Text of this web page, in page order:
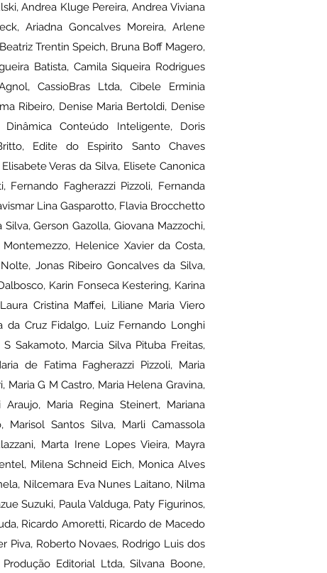
Andrea Kluge Pereira, Andrea Viviana
Ariadna Goncalves Moreira, Arlene
Trentin Speich, Bruna Boff Magero,
Batista, Camila Siqueira Rodrigues
CassioBras Ltda, Cibele Erminia
Ribeiro, Denise Maria Bertoldi, Denise
Conteúdo Inteligente, Doris
Edite do Espirito Santo Chaves
Veras da Silva, Elisete Canonica
Fernando Fagherazzi Pizzoli, Fernanda
Lina Gasparotto, Flavia Brocchetto
Gerson Gazolla, Giovana Mazzochi,
Helenice Xavier da Costa,
Jonas Ribeiro Goncalves da Silva,
Karin Fonseca Kestering, Karina
Cristina Maffei, Liliane Maria Viero
da Cruz Fidalgo, Luiz Fernando Longhi
Sakamoto, Marcia Silva Pituba Freitas,
de Fatima Fagherazzi Pizzoli, Maria
Maria G M Castro, Maria Helena Gravina,
Maria Regina Steinert, Mariana
Marisol Santos Silva, Marli Camassola
Marta Irene Lopes Vieira, Mayra
Milena Schneid Eich, Monica Alves
Nilcemara Eva Nunes Laitano, Nilma
Suzuki, Paula Valduga, Paty Figurinos,
Ricardo Amoretti, Ricardo de Macedo
Piva, Roberto Novaes, Rodrigo Luis dos
Editorial Ltda, Silvana Boone,